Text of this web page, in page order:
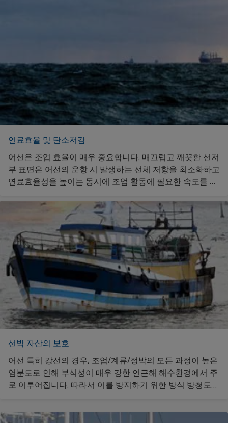
연료효율 및 탄소저감
어선은 조업 효율이 매우 중요합니다. 매끄럽고 깨끗한 선저
부 표면은 어선의 운항 시 발생하는 선체 저항을 최소화하고
연료효율성을 높이는 동시에 조업 활동에 필요한 속도를 낼
이산화탄소 배출을 줄이는 역할을 하게 됩니다. 해당 방오도
료 제품 정보를 원하신다면 클릭해 주세요.
선박 자산의 보호
어선 특히 강선의 경우, 조업/계류/정박의 모든 과정이 높은
염분도로 인해 부식성이 매우 강한 연근해 해수환경에서 주
로 이루어집니다. 따라서 이를 방지하기 위한 방식 방청도료